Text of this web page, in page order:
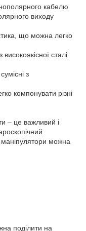
кабелю
виходу
що можна легко
сталі
з
компонувати різні
– це важливий і
маніпулятори можна
поділити на